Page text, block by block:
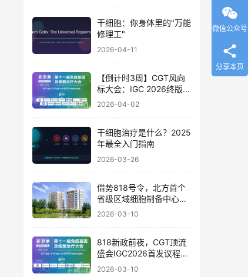
干细胞：你身体里的"万能
修理工"
2026-04-11
【倒计时3周】CGT风向
标大会：IGC 2026终版议
程公布！合规与创新如何
2026-04-02
干细胞治疗是什么？2025
年最全入门指南
2026-03-26
借势818号令，北方首个
省级区域细胞制备中心落
地
2026-03-10
818新政前夜，CGT顶流
盛会IGC2026首发议程公
布！体内细胞/基因治疗/
2026-03-10
微信公众号
分享本页